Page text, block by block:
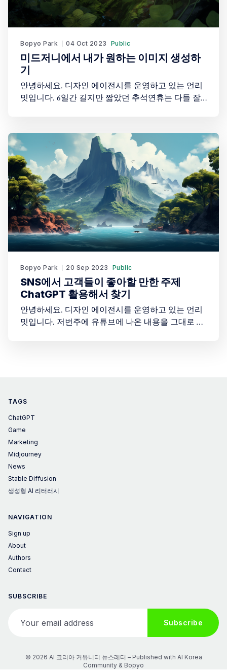
Bopyo Park 04 Oct 2023 Public
미드저니에서 내가 원하는 이미지 생성하
기
안녕하세요. 디자인 에이전시를 운영하고 있는 언리
밋입니다. 6일간 길지만 짧았던 추석연휴는 다들 잘
용해서 SNS에 필요한 이미지를 생성해보도록 하겠습
니다. 우선 저번에 뽑았던 스크립트 내용을 가지고 각
scene에 맞도록 이미지를 생성해보도록 하겠습니다.
어두운 환경에서 깜빡이는 조명 아래, 사람들의 그림
자와 미소가
Bopyo Park 20 Sep 2023 Public
SNS에서 고객들이 좋아할 만한 주제
ChatGPT 활용해서 찾기
안녕하세요. 디자인 에이전시를 운영하고 있는 언리
밋입니다. 저번주에 유튜브에 나온 내용을 그대로 실
TAGS
ChatGPT
Game
Marketing
Midjourney
News
Stable Diffusion
생성형 AI 리터러시
NAVIGATION
Sign up
About
Authors
Contact
SUBSCRIBE
Subscribe
© 2026 AI 코리아 커뮤니티 뉴스레터 – Published with AI Korea
Community & Bopyo